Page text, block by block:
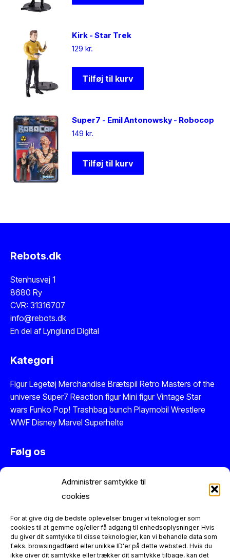
Administrer samtykke til
cookies
For at give dig de bedste oplevelser bruger vi teknologier som
cookies til at gemme og/eller få adgang til enhedsoplysninger. Hvis
du giver dit samtykke til disse teknologier, kan vi behandle data som
f.eks. browsingadfærd eller unikke ID'er på dette websted. Hvis du
ikke giver dit samtykke eller trækker dit samtykke tilbage, kan det
Kirk - Star Trek
129 kr.
Tilføj til kurv
Super7 - Emil Antonowsky - Robocop
149 kr.
Tilføj til kurv
Rebots.dk
Stenhusvej 1
8680 Ry
CVR: 31316707
info@rebots.dk
En del afLynglund Digital
Kategori
Figur Legetøj Merchandise Brætspil Retro Masters of the
universe Super7 Reaction figur Mini figurVintage Star
wars Funko Pop! Trashbag bunch Playmobil Wrestlere
WWF Disney Marvel Superhelte
Følg os
Se vores anmeldelser på Trustpilot
Information